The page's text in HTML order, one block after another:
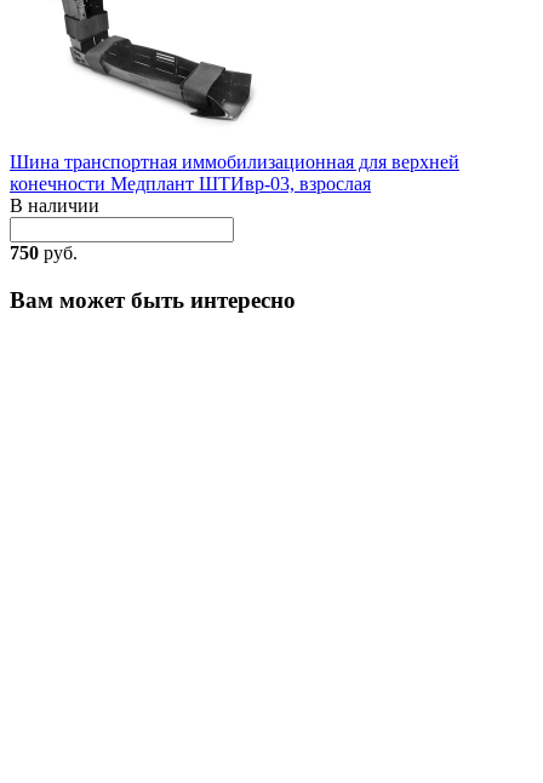
Шина транспортная иммобилизационная для верхней
конечности Медплант ШТИвр-03, взрослая
В наличии
750 руб.
Вам может быть интересно